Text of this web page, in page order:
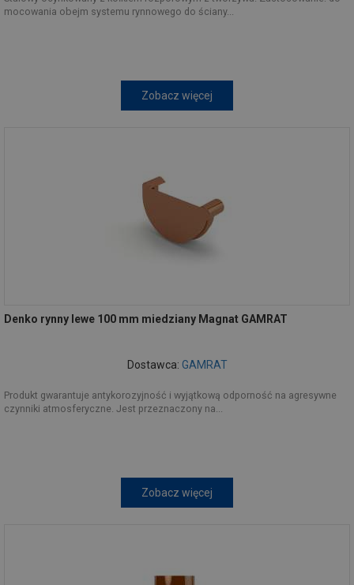
mocowania obejm systemu rynnowego do ściany...
Zobacz więcej
Denko rynny lewe 100 mm miedziany Magnat GAMRAT
Dostawca: GAMRAT
Produkt gwarantuje antykorozyjność i wyjątkową odporność na agresywne
czynniki atmosferyczne. Jest przeznaczony na...
Zobacz więcej